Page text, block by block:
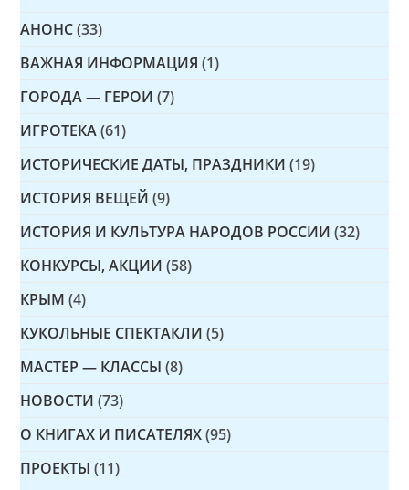
АНОНС (33)
ВАЖНАЯ ИНФОРМАЦИЯ (1)
ГОРОДА — ГЕРОИ (7)
ИГРОТЕКА (61)
ИСТОРИЧЕСКИЕ ДАТЫ, ПРАЗДНИКИ (19)
ИСТОРИЯ ВЕЩЕЙ (9)
ИСТОРИЯ И КУЛЬТУРА НАРОДОВ РОССИИ (32)
КОНКУРСЫ, АКЦИИ (58)
КРЫМ (4)
КУКОЛЬНЫЕ СПЕКТАКЛИ (5)
МАСТЕР — КЛАССЫ (8)
НОВОСТИ (73)
О КНИГАХ И ПИСАТЕЛЯХ (95)
ПРОЕКТЫ (11)